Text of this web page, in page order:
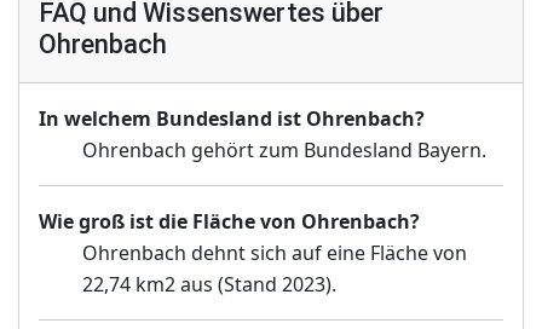
FAQ und Wissenswertes über
Ohrenbach
In welchem Bundesland ist Ohrenbach?
Ohrenbach gehört zum Bundesland Bayern.
Wie groß ist die Fläche von Ohrenbach?
Ohrenbach dehnt sich auf eine Fläche von
22,74 km2 aus (Stand 2023).